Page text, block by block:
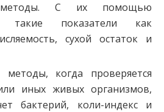
методы. С их помощью
такие показатели как
сухой остаток и
методы, когда проверяется
иных живых организмов,
бактерий, коли-индекс и